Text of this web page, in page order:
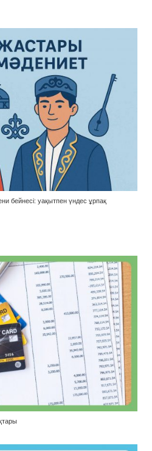
бейнесі: уақытпен үндес ұрпақ